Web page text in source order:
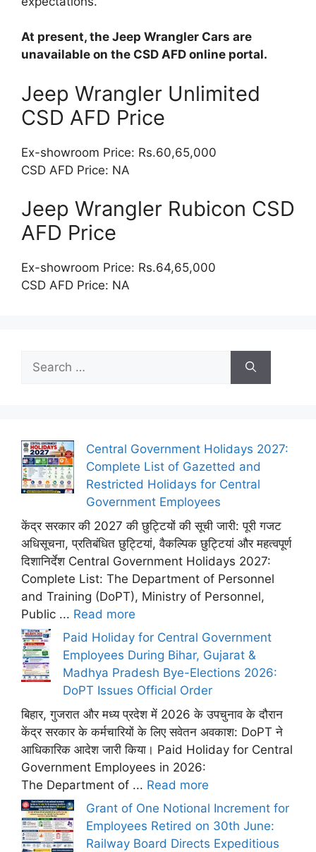
At present, the Jeep Wrangler Cars are
unavailable on the CSD AFD online portal.
Jeep Wrangler Unlimited
CSD AFD Price
Ex-showroom Price: Rs.60,65,000
CSD AFD Price: NA
Jeep Wrangler Rubicon CSD
AFD Price
Ex-showroom Price: Rs.64,65,000
CSD AFD Price: NA
Search
for:
Central Government Holidays 2027:
Complete List of Gazetted and
Restricted Holidays for Central
Government Employees
केंद्र सरकार की 2027 की छुट्टियों की सूची जारी: पूरी गजट
अधिसूचना, प्रतिबंधित छुट्टियां, वैकल्पिक छुट्टियां और महत्वपूर्ण
दिशानिर्देश Central Government Holidays 2027:
Complete List: The Department of Personnel
and Training (DoPT), Ministry of Personnel,
Public ... Read more
Paid Holiday for Central Government
Employees During Bihar, Gujarat &
Madhya Pradesh Bye-Elections 2026:
DoPT Issues Official Order
बिहार, गुजरात और मध्य प्रदेश में 2026 के उपचुनाव के दौरान
केंद्र सरकार के कर्मचारियों के लिए सवेतन अवकाश: DoPT ने
आधिकारिक आदेश जारी किया। Paid Holiday for Central
Government Employees in 2026:
The Department of ... Read more
Grant of One Notional Increment for
Employees Retired on 30th June:
Railway Board Directs Expeditious